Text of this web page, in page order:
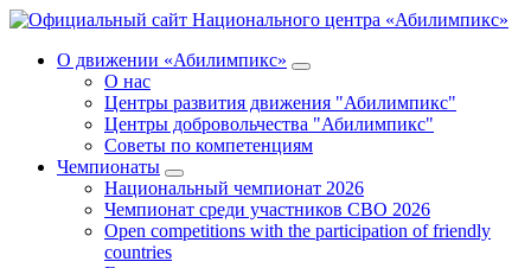
О движении «Абилимпикс»
О нас
Центры развития движения "Абилимпикс"
Центры добровольчества "Абилимпикс"
Советы по компетенциям
Чемпионаты
Национальный чемпионат 2026
Чемпионат среди участников СВО 2026
Open competitions with the participation of friendly
countries